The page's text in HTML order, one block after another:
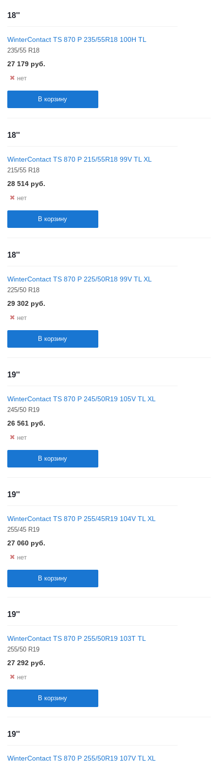
18''
WinterContact TS 870 P 235/55R18 100H TL
235/55 R18
27 179 руб.
нет
В корзину
18''
WinterContact TS 870 P 215/55R18 99V TL XL
215/55 R18
28 514 руб.
нет
В корзину
18''
WinterContact TS 870 P 225/50R18 99V TL XL
225/50 R18
29 302 руб.
нет
В корзину
19''
WinterContact TS 870 P 245/50R19 105V TL XL
245/50 R19
26 561 руб.
нет
В корзину
19''
WinterContact TS 870 P 255/45R19 104V TL XL
255/45 R19
27 060 руб.
нет
В корзину
19''
WinterContact TS 870 P 255/50R19 103T TL
255/50 R19
27 292 руб.
нет
В корзину
19''
WinterContact TS 870 P 255/50R19 107V TL XL